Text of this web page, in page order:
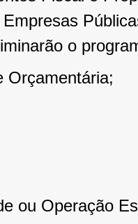
o
Orçamentária;
ou Operação